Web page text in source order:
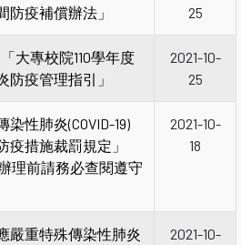
疫補償辦法」
25
大專校院110學年度
防疫管理指引」
2021-10-
25
染性肺炎(COVID-19)
措施裁罰規定」
理前請務必查閱遵守
2021-10-
18
嚴重特殊傳染性肺炎
2021-10-